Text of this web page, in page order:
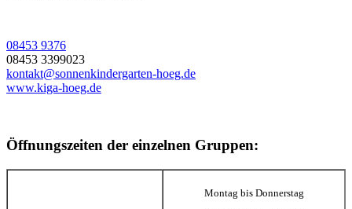
08453 9376
08453 3399023
kontakt@sonnenkindergarten-hoeg.de
www.kiga-hoeg.de
Öffnungszeiten der einzelnen Gruppen:
Montag bis Donnerstag